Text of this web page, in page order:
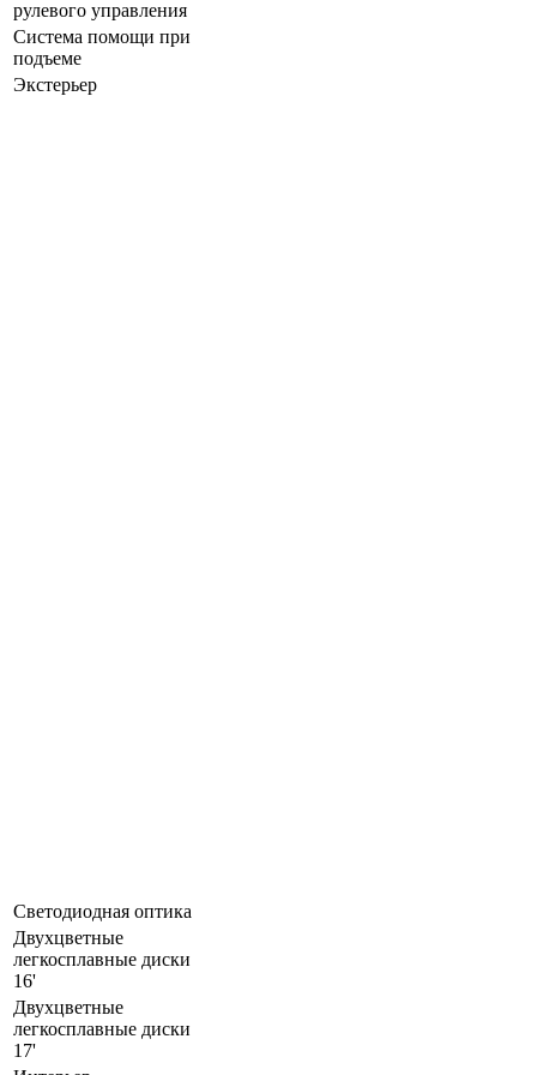
рулевого управления
Система помощи при
подъеме
Экстерьер
Светодиодная оптика
Двухцветные
легкосплавные диски
16'
Двухцветные
легкосплавные диски
17'